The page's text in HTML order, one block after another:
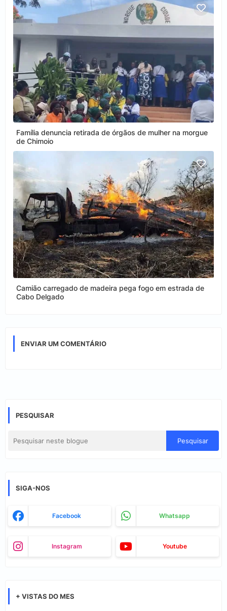
Família denuncia retirada de órgãos de mulher na morgue
de Chimoio
Camião carregado de madeira pega fogo em estrada de
Cabo Delgado
ENVIAR UM COMENTÁRIO
PESQUISAR
SIGA-NOS
Facebook Whatsapp
Instagram Youtube
+ VISTAS DO MES